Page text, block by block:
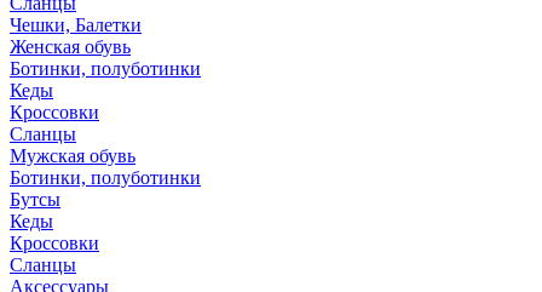
Чешки, Балетки
Женская обувь
Ботинки, полуботинки
Кеды
Кроссовки
Сланцы
Мужская обувь
Ботинки, полуботинки
Бутсы
Кеды
Кроссовки
Сланцы
Аксессуары